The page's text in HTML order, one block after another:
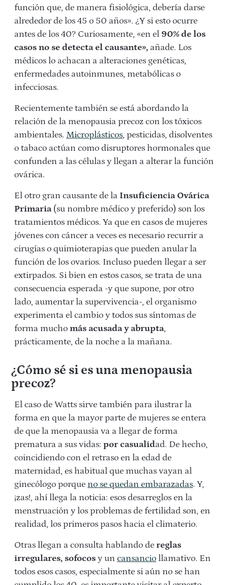
función que, de manera fisiológica, debería darse
alrededor de los 45 o 50 años». ¿Y si esto ocurre
antes de los 40? Curiosamente, «en el 90% de los
casos no se detecta el causante», añade. Los
médicos lo achacan a alteraciones genéticas,
enfermedades autoinmunes, metabólicas o
infecciosas.
Recientemente también se está abordando la
relación de la menopausia precoz con los tóxicos
ambientales. Microplásticos, pesticidas, disolventes
o tabaco actúan como disruptores hormonales que
confunden a las células y llegan a alterar la función
ovárica.
El otro gran causante de la Insuficiencia Ovárica
Primaria (su nombre médico y preferido) son los
tratamientos médicos. Ya que en casos de mujeres
jóvenes con cáncer a veces es necesario recurrir a
cirugías o quimioterapias que pueden anular la
función de los ovarios. Incluso pueden llegar a ser
extirpados. Si bien en estos casos, se trata de una
consecuencia esperada -y que supone, por otro
lado, aumentar la supervivencia-, el organismo
experimenta el cambio y todos sus síntomas de
forma mucho más acusada y abrupta,
prácticamente, de la noche a la mañana.
¿Cómo sé si es una menopausia
precoz?
El caso de Watts sirve también para ilustrar la
forma en que la mayor parte de mujeres se entera
de que la menopausia va a llegar de forma
prematura a sus vidas: por casualidad. De hecho,
coincidiendo con el retraso en la edad de
maternidad, es habitual que muchas vayan al
ginecólogo porque no se quedan embarazadas. Y,
¡zas!, ahí llega la noticia: esos desarreglos en la
menstruación y los problemas de fertilidad son, en
realidad, los primeros pasos hacia el climaterio.
Otras llegan a consulta hablando de reglas
irregulares, sofocos y un cansancio llamativo. En
todos esos casos, especialmente si aún no se han